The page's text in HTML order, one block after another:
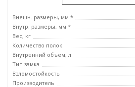
Внешн. размеры, мм *
Внутр. размеры, мм *
Вес, кг
Количество полок
Внутренний объем, л
Тип замка
Взломостойкость
Производитель